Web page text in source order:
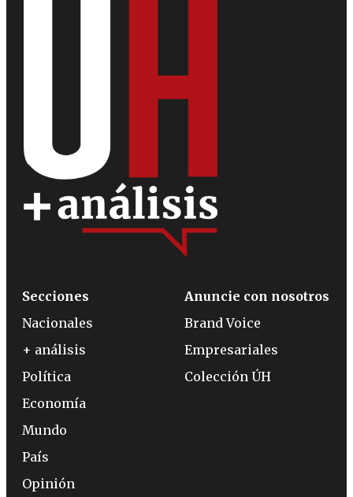
Secciones
Nacionales
+ análisis
Política
Economía
Mundo
País
Opinión
Anuncie con nosotros
Brand Voice
Empresariales
Colección ÚH